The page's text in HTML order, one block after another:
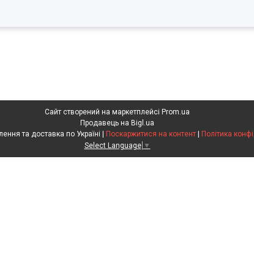
Сайт створений на маркетплейсі Prom.ua
Продавець на Bigl.ua
Поскаржитися на контент
Політика
Select Language ▼